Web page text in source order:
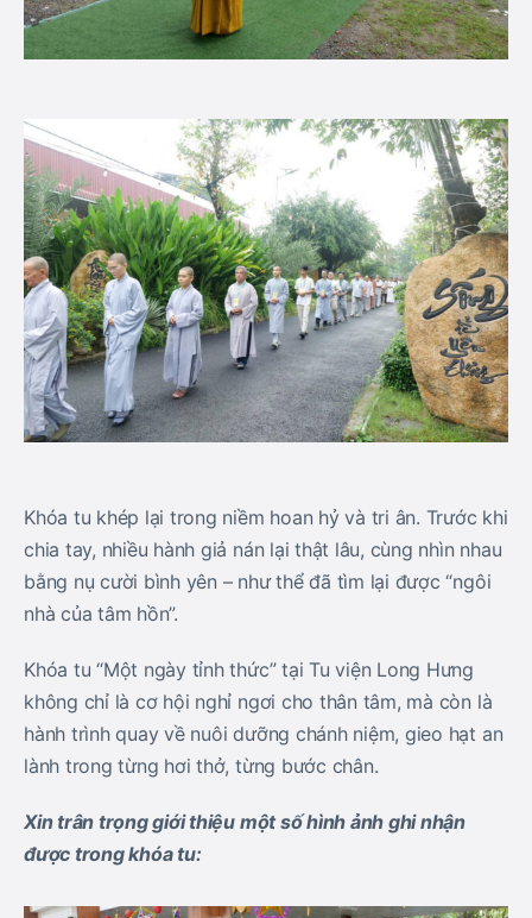
Khóa tu khép lại trong niềm hoan hỷ và tri ân. Trước khi
chia tay, nhiều hành giả nán lại thật lâu, cùng nhìn nhau
bằng nụ cười bình yên – như thể đã tìm lại được “ngôi
nhà của tâm hồn”.
Khóa tu “Một ngày tỉnh thức” tại Tu viện Long Hưng
không chỉ là cơ hội nghỉ ngơi cho thân tâm, mà còn là
hành trình quay về nuôi dưỡng chánh niệm, gieo hạt an
lành trong từng hơi thở, từng bước chân.
Xin trân trọng giới thiệu một số hình ảnh ghi nhận
được trong khóa tu: